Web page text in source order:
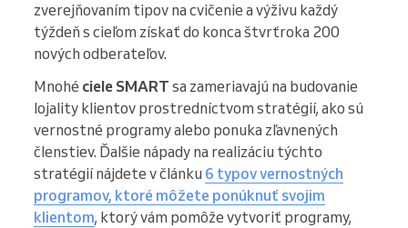
zverejňovaním tipov na cvičenie a výživu každý
týždeň s cieľom získať do konca štvrťroka 200
nových odberateľov.
Mnohé ciele SMART sa zameriavajú na budovanie
lojality klientov prostredníctvom stratégií, ako sú
vernostné programy alebo ponuka zľavnených
členstiev. Ďalšie nápady na realizáciu týchto
stratégií nájdete v článku 6 typov vernostných
programov, ktoré môžete ponúknuť svojim
klientom, ktorý vám pomôže vytvoriť programy,